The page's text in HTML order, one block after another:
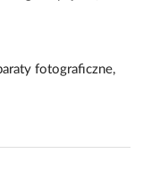
fotograficzne,